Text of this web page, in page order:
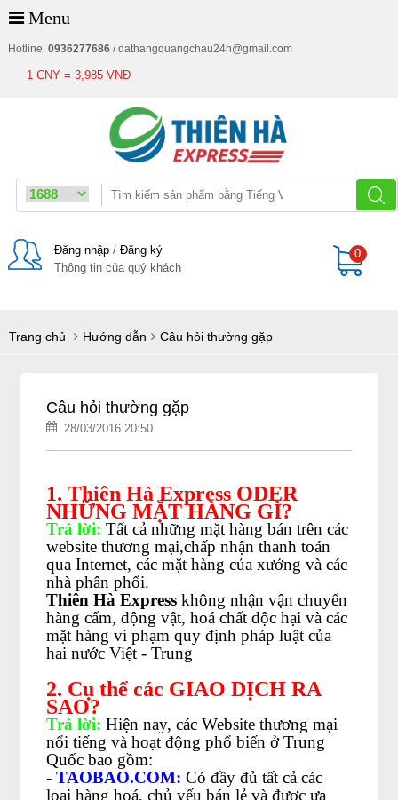
Menu
Hotline: 0936277686/dathangquangchau24h@gmail.com
1 CNY = 3,985 VNĐ
Đăng nhập/ Đăng ký
Thông tin của quý khách
0
Trang chủ Hướng dẫn Câu hỏi thường gặp
Câu hỏi thường gặp
28/03/2016 20:50
1.Thiên Hà Express ODER
NHỮNG MẶT HÀNG GÌ?
Trả lời: Tất cả những mặt hàng bán trên các
website thương mại,chấp nhận thanh toán
qua Internet, các mặt hàng của xưởng và các
nhà phân phối.
Thiên Hà Express không nhận vận chuyển
hàng cấm, động vật, hoá chất độc hại và các
mặt hàng vi phạm quy định pháp luật của
hai nước Việt - Trung
2. Cụ thể các GIAO DỊCH RA
SAO?
Trả lời: Hiện nay, các Website thương mại
nổi tiếng và hoạt động phổ biến ở Trung
Quốc bao gồm:
-TAOBAO.COM: Có đầy đủ tất cả các
loại hàng hoá, chủ yếu bán lẻ và được ưa